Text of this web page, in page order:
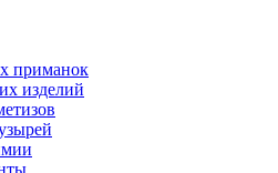
приманок
изделий